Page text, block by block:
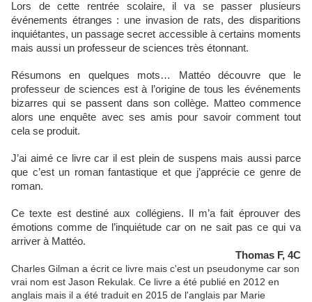
Lors de cette rentrée scolaire, il va se passer plusieurs
événements étranges : une invasion de rats, des disparitions
inquiétantes, un passage secret accessible à certains moments
mais aussi un professeur de sciences très étonnant.
Résumons en quelques mots… Mattéo découvre que le
professeur de sciences est à l’origine de tous les événements
bizarres qui se passent dans son collège. Matteo commence
alors une enquête avec ses amis pour savoir comment tout
cela se produit.
J’ai aimé ce livre car il est plein de suspens mais aussi parce
que c’est un roman fantastique et que j’apprécie ce genre de
roman.
Ce texte est destiné aux collégiens. Il m’a fait éprouver des
émotions comme de l’inquiétude car on ne sait pas ce qui va
arriver à Mattéo.
Thomas F, 4C
Charles Gilman a écrit ce livre mais c'est un pseudonyme car son
vrai nom est Jason Rekulak. Ce livre a été publié en 2012 en
anglais mais il a été traduit en 2015 de l'anglais par Marie